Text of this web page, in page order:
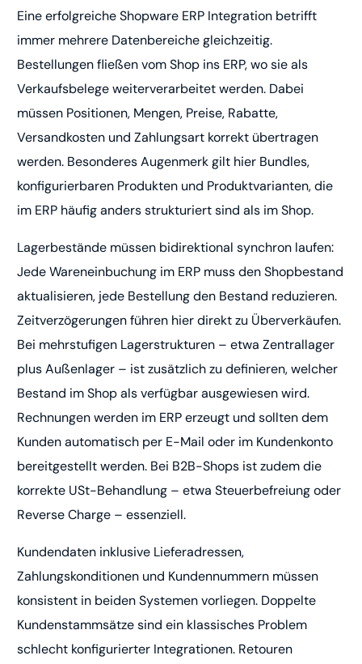
Eine erfolgreiche Shopware ERP Integration betrifft
immer mehrere Datenbereiche gleichzeitig.
Bestellungen fließen vom Shop ins ERP, wo sie als
Verkaufsbelege weiterverarbeitet werden. Dabei
müssen Positionen, Mengen, Preise, Rabatte,
Versandkosten und Zahlungsart korrekt übertragen
werden. Besonderes Augenmerk gilt hier Bundles,
konfigurierbaren Produkten und Produktvarianten, die
im ERP häufig anders strukturiert sind als im Shop.
Lagerbestände müssen bidirektional synchron laufen:
Jede Wareneinbuchung im ERP muss den Shopbestand
aktualisieren, jede Bestellung den Bestand reduzieren.
Zeitverzögerungen führen hier direkt zu Überverkäufen.
Bei mehrstufigen Lagerstrukturen – etwa Zentrallager
plus Außenlager – ist zusätzlich zu definieren, welcher
Bestand im Shop als verfügbar ausgewiesen wird.
Rechnungen werden im ERP erzeugt und sollten dem
Kunden automatisch per E-Mail oder im Kundenkonto
bereitgestellt werden. Bei B2B-Shops ist zudem die
korrekte USt-Behandlung – etwa Steuerbefreiung oder
Reverse Charge – essenziell.
Kundendaten inklusive Lieferadressen,
Zahlungskonditionen und Kundennummern müssen
konsistent in beiden Systemen vorliegen. Doppelte
Kundenstammsätze sind ein klassisches Problem
schlecht konfigurierter Integrationen. Retouren